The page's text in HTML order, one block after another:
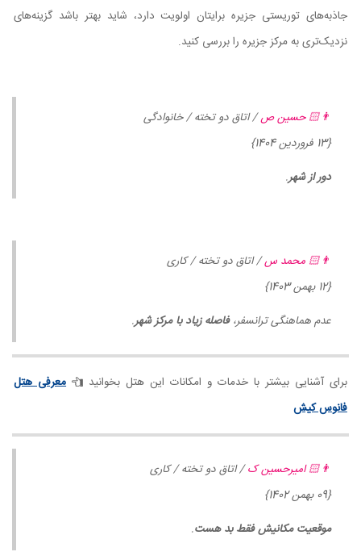
جاذبه‌های توریستی جزیره برایتان اولویت دارد، شاید بهتر باشد گزینه‌های
نزدیک‌تری به مرکز جزیره را بررسی کنید.
👨🏻 حسین ص/ اتاق دو تخته / خانوادگی
{13 فروردین 1404}
دور از شهر.
👨🏻 محمد س/ اتاق دو تخته / کاری
{12 بهمن 1403}
عدم هماهنگی ترانسفر،فاصله زیاد با مرکز شهر.
برای آشنایی بیشتر با خدمات و امکانات این هتل بخوانید
معرفی هتل
فانوس کیش
👨🏻 امیرحسین ک/ اتاق دو تخته / کاری
{09 بهمن 1402}
موقعیت مکانیش فقط بد هست.